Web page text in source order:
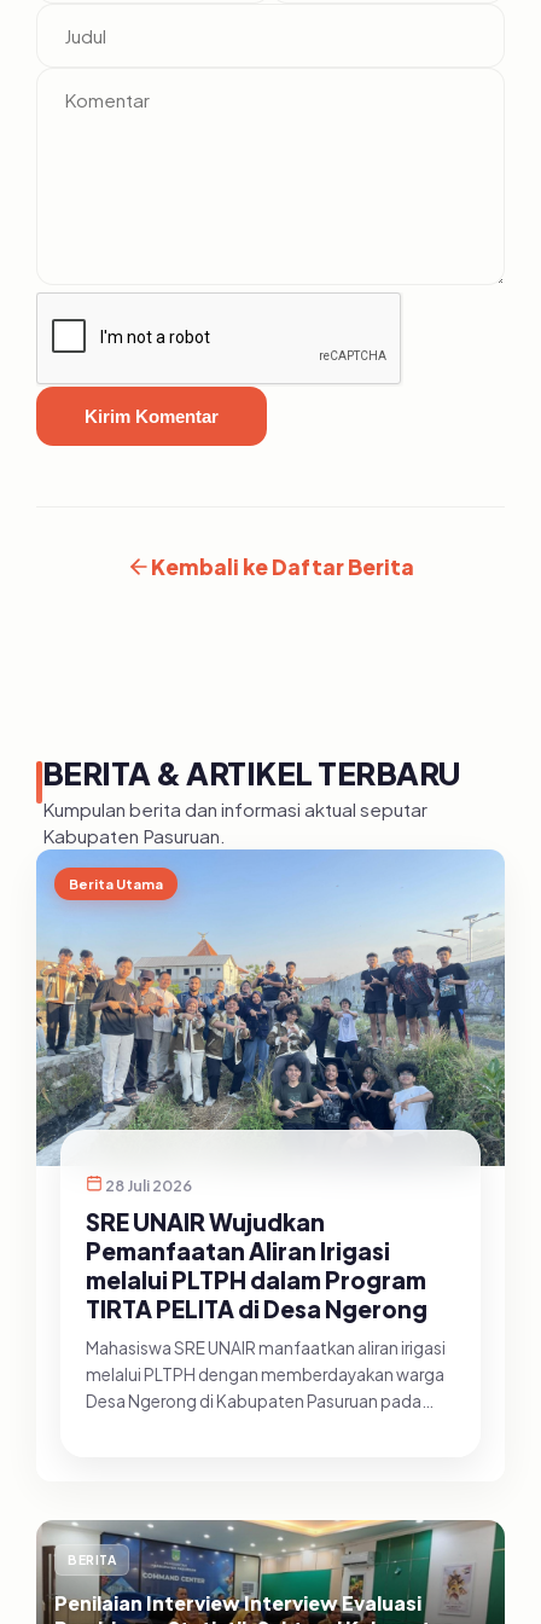
Kirim Komentar
Kembali ke Daftar Berita
BERITA & ARTIKEL TERBARU
Kumpulan berita dan informasi aktual seputar
Kabupaten Pasuruan.
Berita Utama
28 Juli 2026
SRE UNAIR Wujudkan
Pemanfaatan Aliran Irigasi
melalui PLTPH dalam Program
TIRTA PELITA di Desa Ngerong
Mahasiswa SRE UNAIR manfaatkan aliran irigasi
melalui PLTPH dengan memberdayakan warga
Desa Ngerong di Kabupaten Pasuruan pada
BERITA
Penilaian Interview Interview Evaluasi